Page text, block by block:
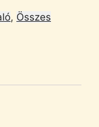
, Összes